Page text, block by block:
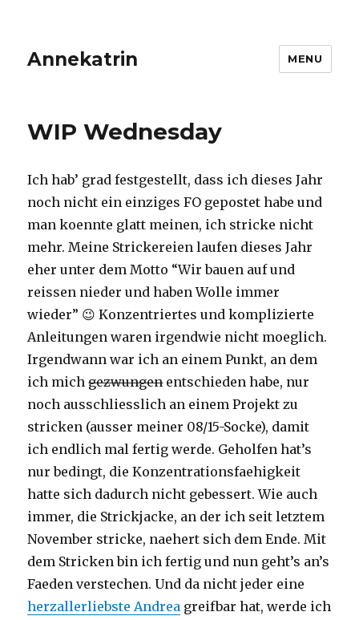
Annekatrin MENU
WIP Wednesday
Ich hab’ grad festgestellt, dass ich dieses Jahr
noch nicht ein einziges FO gepostet habe und
man koennte glatt meinen, ich stricke nicht
mehr. Meine Strickereien laufen dieses Jahr
eher unter dem Motto “Wir bauen auf und
reissen nieder und haben Wolle immer
wieder” 😉 Konzentriertes und komplizierte
Anleitungen waren irgendwie nicht moeglich.
Irgendwann war ich an einem Punkt, an dem
ich michgezwungenentschieden habe, nur
noch ausschliesslich an einem Projekt zu
stricken (ausser meiner 08/15-Socke), damit
ich endlich mal fertig werde. Geholfen hat’s
nur bedingt, die Konzentrationsfaehigkeit
hatte sich dadurch nicht gebessert. Wie auch
immer, die Strickjacke, an der ich seit letztem
November stricke, naehert sich dem Ende. Mit
dem Stricken bin ich fertig und nun geht’s an’s
Faeden verstechen. Und da nicht jeder eine
herzallerliebste Andrea greifbar hat, werde ich